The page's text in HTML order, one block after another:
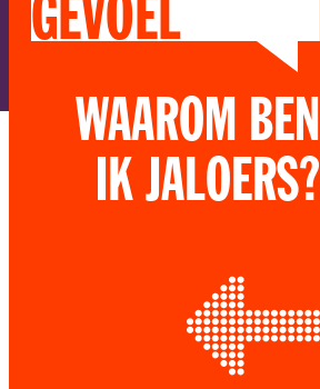
GEVOEL
WAAROM BEN
IK JALOERS?